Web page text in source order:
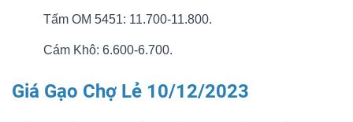
Tấm OM 5451: 11.700-11.800.
Cám Khô: 6.600-6.700.
Giá Gạo Chợ Lẻ 10/12/2023